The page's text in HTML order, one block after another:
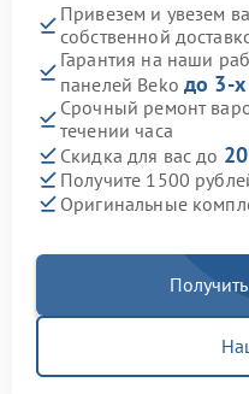
Привезем и увезем
собственной
Гарантия на наши
панелей Beko до 3-х
Срочный ремонт
течении часа
Скидка для вас до
Получите 1500
Оригинальные